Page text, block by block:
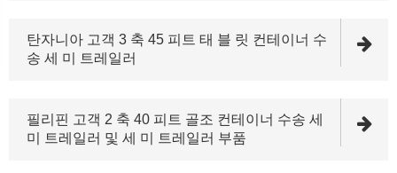
탄자니아 고객 3 축 45 피트 태 블 릿 컨테이너 수
송 세 미 트레일러
필리핀 고객 2 축 40 피트 골조 컨테이너 수송 세
미 트레일러 및 세 미 트레일러 부품